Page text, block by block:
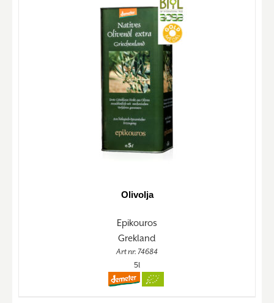
Olivolja
Epikouros
Grekland
Art nr. 74684
5l